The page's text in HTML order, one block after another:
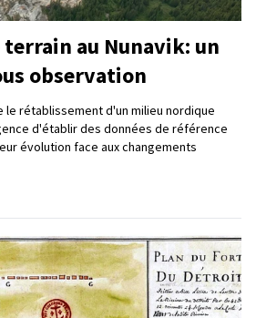
au Nunavik: un
observation
le rétablissement d'un milieu nordique
d'établir des données de référence
évolution face aux changements